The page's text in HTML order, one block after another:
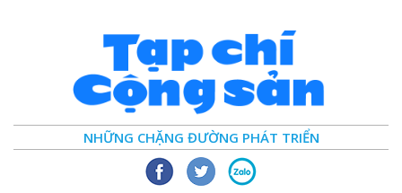
NHỮNG CHẶNG ĐƯỜNG PHÁT TRIỂN